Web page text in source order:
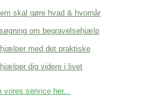
skal gøre hvad & hvornår
om begravelsehjælp
med det praktiske
dig videre i livet
service her...